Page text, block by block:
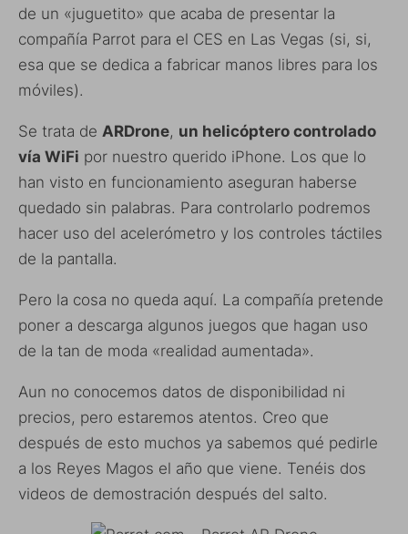
de un «juguetito» que acaba de presentar la
compañía Parrot para el CES en Las Vegas (si, si,
esa que se dedica a fabricar manos libres para los
móviles).
Se trata de ARDrone, un helicóptero controlado
vía WiFi por nuestro querido iPhone. Los que lo
han visto en funcionamiento aseguran haberse
quedado sin palabras. Para controlarlo podremos
hacer uso del acelerómetro y los controles táctiles
de la pantalla.
Pero la cosa no queda aquí. La compañía pretende
poner a descarga algunos juegos que hagan uso
de la tan de moda «realidad aumentada».
Aun no conocemos datos de disponibilidad ni
precios, pero estaremos atentos. Creo que
después de esto muchos ya sabemos qué pedirle
a los Reyes Magos el año que viene. Tenéis dos
videos de demostración después del salto.